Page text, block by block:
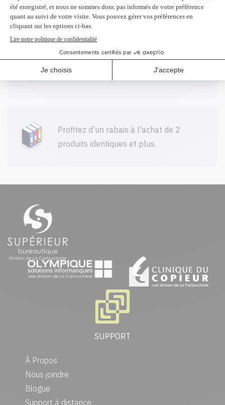
garanties.
Livraison gratuite sur tout achat de
100$ CAD et plus avant taxes.
Profitez d'un rabais à l'achat de 2
produits identiques et plus.
SUPPORT
À Propos
Nous joindre
Blogue
Support à distance